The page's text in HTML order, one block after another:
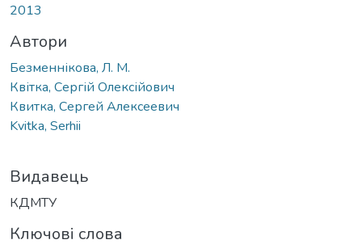
2013
Автори
Безменнікова, Л. М.
Квітка, Сергій Олексійович
Квитка, Сергей Алексеевич
Kvitka, Serhii
Видавець
КДМТУ
Ключові слова